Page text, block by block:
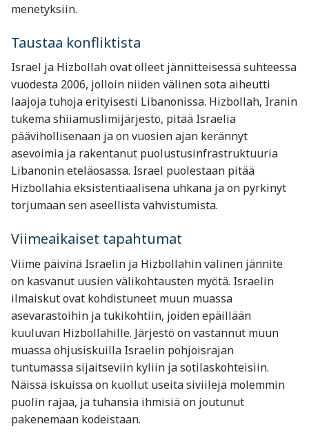
menetyksiin.
Taustaa konfliktista
Israel ja Hizbollah ovat olleet jännitteisessä suhteessa
vuodesta 2006, jolloin niiden välinen sota aiheutti
laajoja tuhoja erityisesti Libanonissa. Hizbollah, Iranin
tukema shiiamuslimijärjestö, pitää Israelia
päävihollisenaan ja on vuosien ajan kerännyt
asevoimia ja rakentanut puolustusinfrastruktuuria
Libanonin eteläosassa. Israel puolestaan pitää
Hizbollahia eksistentiaalisena uhkana ja on pyrkinyt
torjumaan sen aseellista vahvistumista.
Viimeaikaiset tapahtumat
Viime päivinä Israelin ja Hizbollahin välinen jännite
on kasvanut uusien välikohtausten myötä. Israelin
ilmaiskut ovat kohdistuneet muun muassa
asevarastoihin ja tukikohtiin, joiden epäillään
kuuluvan Hizbollahille. Järjestö on vastannut muun
muassa ohjusiskuilla Israelin pohjoisrajan
tuntumassa sijaitseviin kyliin ja sotilaskohteisiin.
Näissä iskuissa on kuollut useita siviilejä molemmin
puolin rajaa, ja tuhansia ihmisiä on joutunut
pakenemaan kodeistaan.